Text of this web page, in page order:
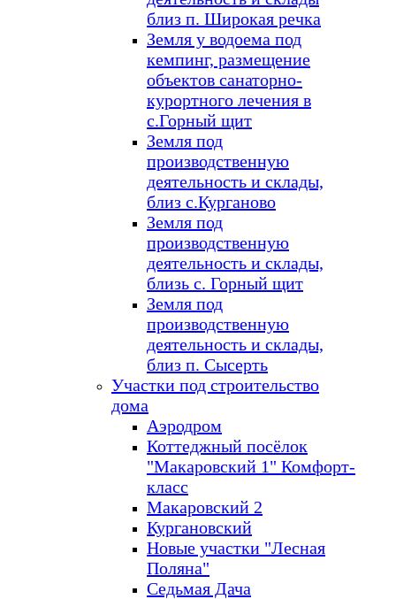
близ п. Широкая речка
Земля у водоема под
кемпинг, размещение
объектов санаторно-
курортного лечения в
с.Горный щит
Земля под
производственную
деятельность и склады,
близ с.Курганово
Земля под
производственную
деятельность и склады,
близь с. Горный щит
Земля под
производственную
деятельность и склады,
близ п. Сысерть
Участки под строительство
дома
Аэродром
Коттеджный посёлок
"Макаровский 1" Комфорт-
класс
Макаровский 2
Кургановский
Новые участки "Лесная
Поляна"
Седьмая Дача